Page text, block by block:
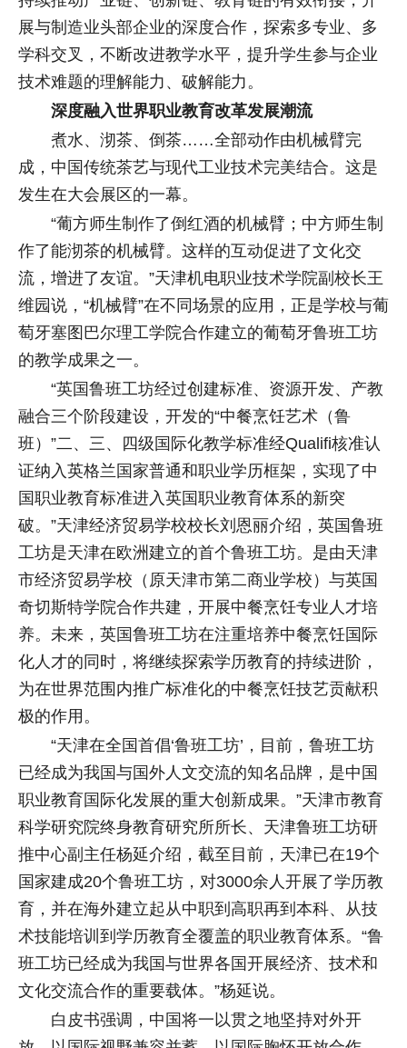
展与制造业头部企业的深度合作，探索多专业、多
学科交叉，不断改进教学水平，提升学生参与企业
技术难题的理解能力、破解能力。
深度融入世界职业教育改革发展潮流
煮水、沏茶、倒茶……全部动作由机械臂完
成，中国传统茶艺与现代工业技术完美结合。这是
发生在大会展区的一幕。
“葡方师生制作了倒红酒的机械臂；中方师生制
作了能沏茶的机械臂。这样的互动促进了文化交
流，增进了友谊。”天津机电职业技术学院副校长王
维园说，“机械臂”在不同场景的应用，正是学校与葡
萄牙塞图巴尔理工学院合作建立的葡萄牙鲁班工坊
的教学成果之一。
“英国鲁班工坊经过创建标准、资源开发、产教
融合三个阶段建设，开发的“中餐烹饪艺术（鲁
班）”二、三、四级国际化教学标准经Qualifi核准认
证纳入英格兰国家普通和职业学历框架，实现了中
国职业教育标准进入英国职业教育体系的新突
破。”天津经济贸易学校校长刘恩丽介绍，英国鲁班
工坊是天津在欧洲建立的首个鲁班工坊。是由天津
市经济贸易学校（原天津市第二商业学校）与英国
奇切斯特学院合作共建，开展中餐烹饪专业人才培
养。未来，英国鲁班工坊在注重培养中餐烹饪国际
化人才的同时，将继续探索学历教育的持续进阶，
为在世界范围内推广标准化的中餐烹饪技艺贡献积
极的作用。
“天津在全国首倡‘鲁班工坊’，目前，鲁班工坊
已经成为我国与国外人文交流的知名品牌，是中国
职业教育国际化发展的重大创新成果。”天津市教育
科学研究院终身教育研究所所长、天津鲁班工坊研
推中心副主任杨延介绍，截至目前，天津已在19个
国家建成20个鲁班工坊，对3000余人开展了学历教
育，并在海外建立起从中职到高职再到本科、从技
术技能培训到学历教育全覆盖的职业教育体系。“鲁
班工坊已经成为我国与世界各国开展经济、技术和
文化交流合作的重要载体。”杨延说。
白皮书强调，中国将一以贯之地坚持对外开